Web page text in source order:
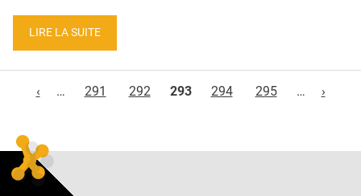
LIRE LA SUITE
‹
… 291 292 293 294 295 … ›